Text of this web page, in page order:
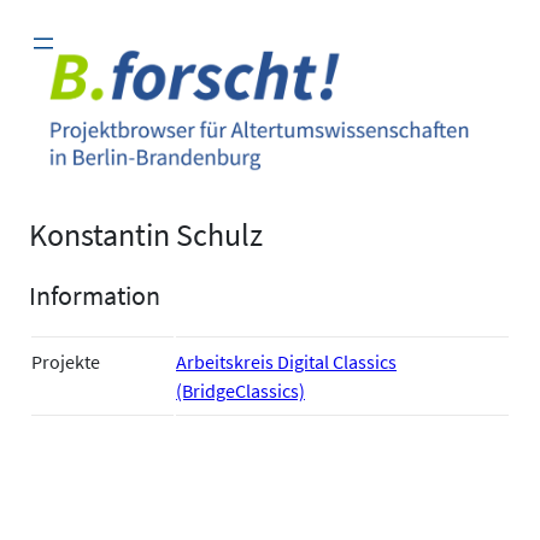
Inhalt
springen
Konstantin Schulz
Information
Projekte
Arbeitskreis Digital Classics
(BridgeClassics)